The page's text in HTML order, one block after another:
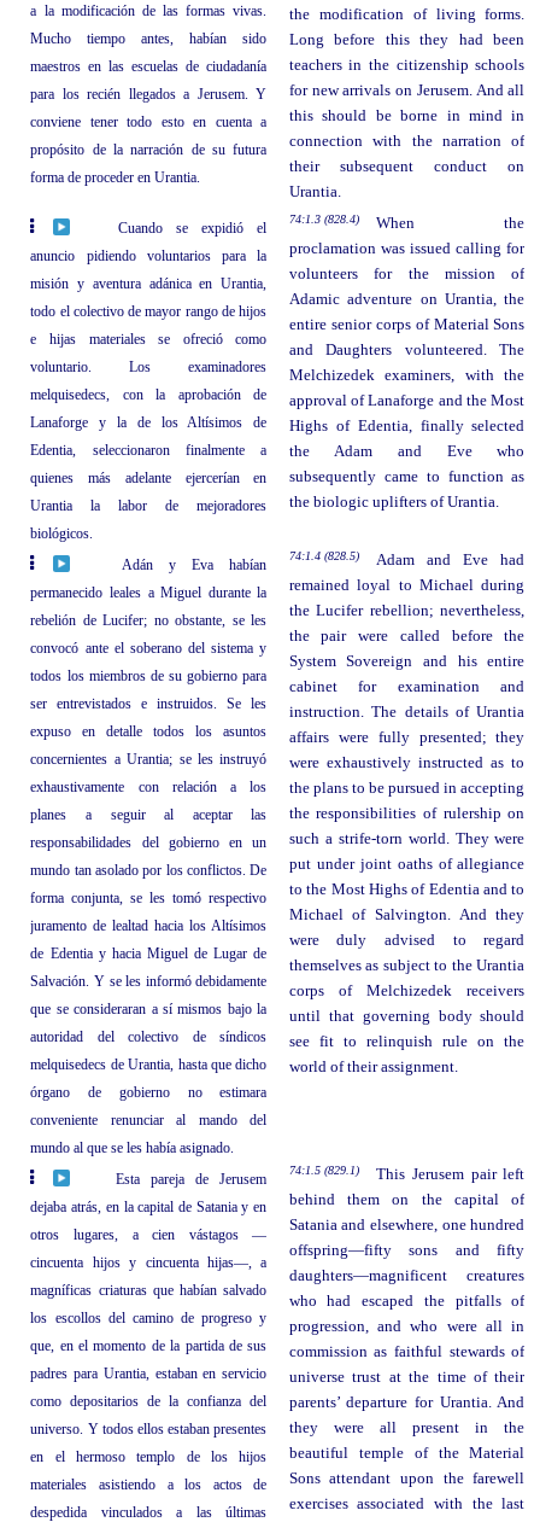
a la modificación de las formas vivas.
Mucho tiempo antes, habían sido
maestros en las escuelas de ciudadanía
para los recién llegados a Jerusem. Y
conviene tener todo esto en cuenta a
propósito de la narración de su futura
forma de proceder en Urantia.
the modification of living forms.
Long before this they had been
teachers in the citizenship schools
for new arrivals on Jerusem. And all
this should be borne in mind in
connection with the narration of
their subsequent conduct on
Urantia.
Cuando se expidió el
anuncio pidiendo voluntarios para la
misión y aventura adánica en Urantia,
todo el colectivo de mayor rango de hijos
e hijas materiales se ofreció como
voluntario. Los examinadores
melquisedecs, con la aprobación de
Lanaforge y la de los Altísimos de
Edentia, seleccionaron finalmente a
quienes más adelante ejercerían en
Urantia la labor de mejoradores
biológicos.
74:1.3 (828.4)
When the
proclamation was issued calling for
volunteers for the mission of
Adamic adventure on Urantia, the
entire senior corps of Material Sons
and Daughters volunteered. The
Melchizedek examiners, with the
approval of Lanaforge and the Most
Highs of Edentia, finally selected
the Adam and Eve who
subsequently came to function as
the biologic uplifters of Urantia.
Adán y Eva habían
permanecido leales a Miguel durante la
rebelión de Lucifer; no obstante, se les
convocó ante el soberano del sistema y
todos los miembros de su gobierno para
ser entrevistados e instruidos. Se les
expuso en detalle todos los asuntos
concernientes a Urantia; se les instruyó
exhaustivamente con relación a los
planes a seguir al aceptar las
responsabilidades del gobierno en un
mundo tan asolado por los conflictos. De
forma conjunta, se les tomó respectivo
juramento de lealtad hacia los Altísimos
de Edentia y hacia Miguel de Lugar de
Salvación. Y se les informó debidamente
que se consideraran a sí mismos bajo la
autoridad del colectivo de síndicos
melquisedecs de Urantia, hasta que dicho
órgano de gobierno no estimara
conveniente renunciar al mando del
mundo al que se les había asignado.
74:1.4 (828.5)
Adam and Eve had
remained loyal to Michael during
the Lucifer rebellion; nevertheless,
the pair were called before the
System Sovereign and his entire
cabinet for examination and
instruction. The details of Urantia
affairs were fully presented; they
were exhaustively instructed as to
the plans to be pursued in accepting
the responsibilities of rulership on
such a strife-torn world. They were
put under joint oaths of allegiance
to the Most Highs of Edentia and to
Michael of Salvington. And they
were duly advised to regard
themselves as subject to the Urantia
corps of Melchizedek receivers
until that governing body should
see fit to relinquish rule on the
world of their assignment.
Esta pareja de Jerusem
dejaba atrás, en la capital de Satania y en
otros lugares, a cien vástagos —
cincuenta hijos y cincuenta hijas—, a
magníficas criaturas que habían salvado
los escollos del camino de progreso y
que, en el momento de la partida de sus
padres para Urantia, estaban en servicio
como depositarios de la confianza del
universo. Y todos ellos estaban presentes
en el hermoso templo de los hijos
materiales asistiendo a los actos de
despedida vinculados a las últimas
74:1.5 (829.1)
This Jerusem pair left
behind them on the capital of
Satania and elsewhere, one hundred
offspring—fifty sons and fifty
daughters—magnificent creatures
who had escaped the pitfalls of
progression, and who were all in
commission as faithful stewards of
universe trust at the time of their
parents’ departure for Urantia. And
they were all present in the
beautiful temple of the Material
Sons attendant upon the farewell
exercises associated with the last